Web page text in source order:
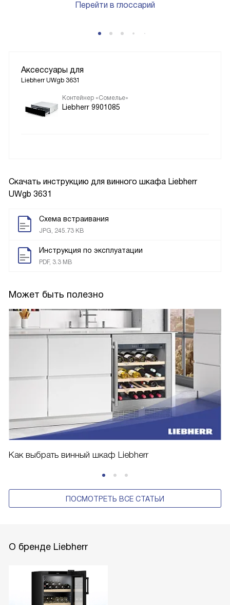
Скачать инструкцию для винного шкафа Liebherr
UWgb 3631
Схема встраивания
JPG, 245.73 KB
Инструкция по эксплуатации
PDF, 3.3 MB
Может быть полезно
Как выбрать винный шкаф Liebherr
ПОСМОТРЕТЬ ВСЕ СТАТЬИ
Перейти в глоссарий
Аксессуары для
Liebherr UWgb 3631
Контейнер «Сомелье»
Liebherr 9901085
О бренде Liebherr